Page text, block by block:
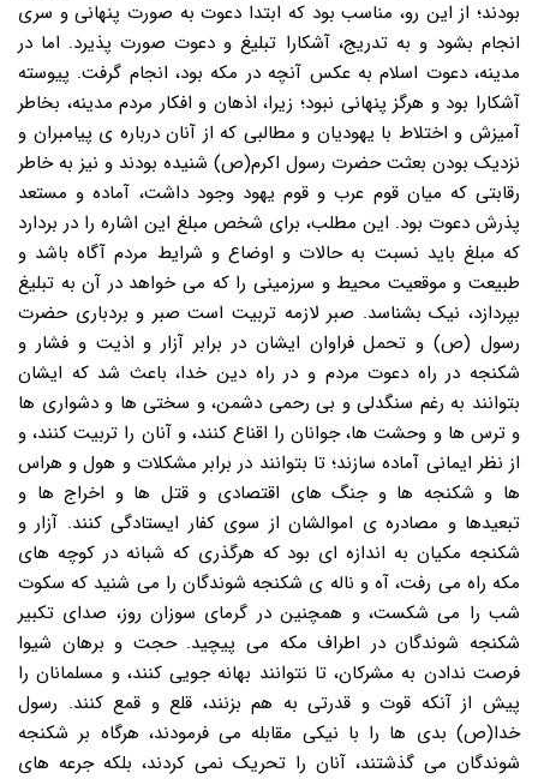
بودند؛ از این رو، مناسب بود که ابتدا دعوت به صورت پنهانی و سری
انجام بشود و به تدریج، آشکارا تبلیغ و دعوت صورت پذیرد. اما در
مدینه، دعوت اسلام به عکس آنچه در مکه بود، انجام گرفت. پیوسته
آشکارا بود و هرگز پنهانی نبود؛ زیرا، اذهان و افکار مردم مدینه، بخاطر
آمیزش و اختلاط با یهودیان و مطالبی که از آنان درباره ی پیامبران و
نزدیک بودن بعثت حضرت رسول اکرم(ص) شنیده بودند و نیز به خاطر
رقابتی که میان قوم عرب و قوم یهود وجود داشت، آماده و مستعد
پذرش دعوت بود. این مطلب، برای شخص مبلغ این اشاره را در بردارد
که مبلغ باید نسبت به حالات و اوضاع و شرایط مردم آگاه باشد و
طبیعت و موقعیت محیط و سرزمینی را که می خواهد در آن به تبلیغ
بپردازد، نیک بشناسد. صبر لازمه تربیت است صبر و بردباری حضرت
رسول (ص) و تحمل فراوان ایشان در برابر آزار و اذیت و فشار و
شکنجه در راه دعوت مردم و در راه دین خدا، باعث شد که ایشان
بتوانند به رغم سنگدلی و بی رحمی دشمن، و سختی ها و دشواری ها
و ترس ها و وحشت ها، جوانان را اقناع کنند، و آنان را تربیت کنند، و
از نظر ایمانی آماده سازند؛ تا بتوانند در برابر مشکلات و هول و هراس
ها و شکنجه ها و جنگ های اقتصادی و قتل ها و اخراج ها و
تبعیدها و مصادره ی اموالشان از سوی کفار ایستادگی کنند. آزار و
شکنجه مکیان به اندازه ای بود که هرگذری که شبانه در کوچه های
مکه راه می رفت، آه و ناله ی شکنجه شوندگان را می شنید که سکوت
شب را می شکست، و همچنین در گرمای سوزان روز، صدای تکبیر
شکنجه شوندگان در اطراف مکه می پیچید. حجت و برهان شیوا
فرصت ندادن به مشرکان، تا نتوانند بهانه جویی کنند، و مسلمانان را
پیش از آنکه قوت و قدرتی به هم بزنند، قلع و قمع کنند. رسول
خدا(ص) بدی ها را با نیکی مقابله می فرمودند، هرگاه بر شکنجه
شوندگان می گذشتند، آنان را تحریک نمی کردند، بلکه جرعه های